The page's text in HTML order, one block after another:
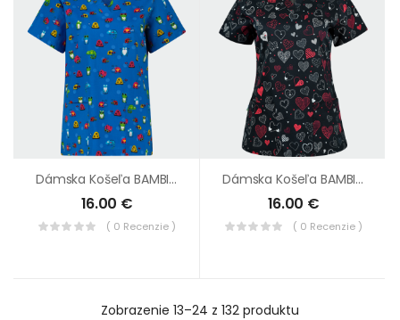
Dámska Košeľa BAMBINA Chrobáčiky
16.00 €
( 0 Recenzie )
Dámska Košeľa BAMBINA Čierna Srdcia
16.00 €
( 0 Recenzie )
Zobrazenie 13–24 z 132 produktu